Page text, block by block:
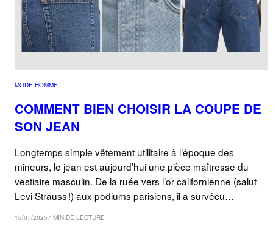
MODE HOMME
COMMENT BIEN CHOISIR LA COUPE DE
SON JEAN
Longtemps simple vêtement utilitaire à l’époque des
mineurs, le jean est aujourd’hui une pièce maîtresse du
vestiaire masculin. De la ruée vers l’or californienne (salut
Levi Strauss !) aux podiums parisiens, il a survécu…
16/07/20257 MIN DE LECTURE